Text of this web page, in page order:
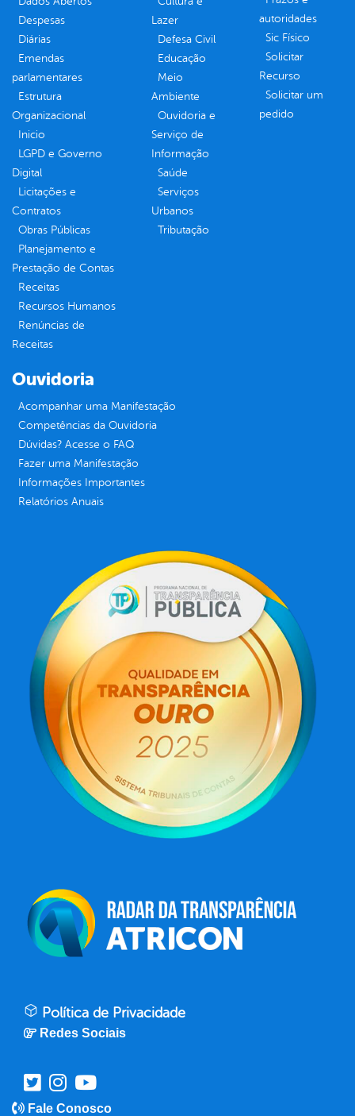
Despesas
Diárias
Emendas
parlamentares
Estrutura
Organizacional
Inicio
LGPD e Governo
Digital
Licitações e
Contratos
Obras Públicas
Planejamento e
Prestação de Contas
Receitas
Recursos Humanos
Renúncias de
Receitas
Lazer
Defesa Civil
Educação
Meio
Ambiente
Ouvidoria e
Serviço de
Informação
Saúde
Serviços
Urbanos
Tributação
autoridades
Sic Físico
Solicitar
Recurso
Solicitar um
pedido
Ouvidoria
Acompanhar uma Manifestação
Competências da Ouvidoria
Dúvidas? Acesse o FAQ
Fazer uma Manifestação
Informações Importantes
Relatórios Anuais
Política de Privacidade
Redes Sociais
Fale Conosco